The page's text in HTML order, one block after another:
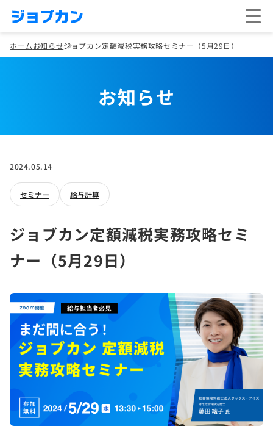
ホームお知らせジョブカン定額減税実務攻略セミナー（5月29日）
お知らせ
2024.05.14
セミナー 給与計算
ジョブカン定額減税実務攻略セミ
ナー（5月29日）